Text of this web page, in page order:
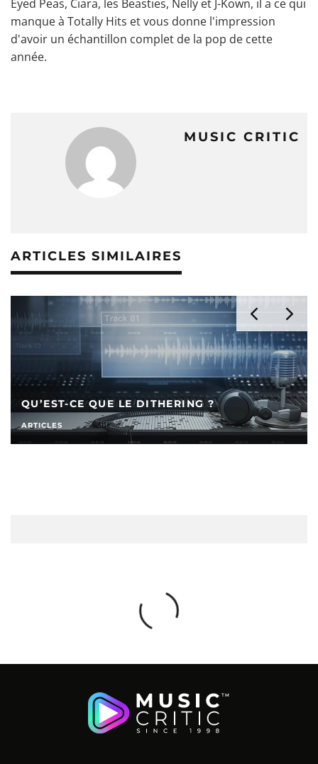
Eyed Peas, Ciara, les Beasties, Nelly et J-Kown, il a ce qui
manque à Totally Hits et vous donne l'impression
d'avoir un échantillon complet de la pop de cette
année.
MUSIC CRITIC
ARTICLES SIMILAIRES
QU’EST-CE QUE LE DITHERING ?
ARTICLES